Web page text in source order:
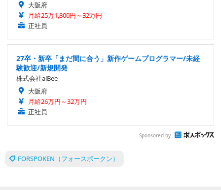
大阪府
月給25万1,800円～32万円
正社員
27卒・新卒「まだ間に合う」新作ゲームプログラマー/未経
験歓迎/新規開発
株式会社alBee
大阪府
月給26万円～32万円
正社員
Sponsored by
FORSPOKEN（フォースポークン）